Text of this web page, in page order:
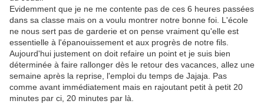
Evidemment que je ne me contente pas de ces 6 heures passées
dans sa classe mais on a voulu montrer notre bonne foi. L'école
ne nous sert pas de garderie et on pense vraiment qu'elle est
essentielle à l'épanouissement et aux progrès de notre fils.
Aujourd'hui justement on doit refaire un point et je suis bien
déterminée à faire rallonger dès le retour des vacances, allez une
semaine après la reprise, l'emploi du temps de Jajaja. Pas
comme avant immédiatement mais en rajoutant petit à petit 20
minutes par ci, 20 minutes par là.